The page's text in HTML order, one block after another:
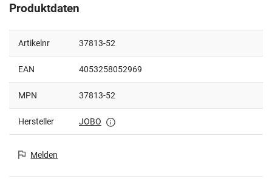
Produktdaten
Artikelnr 37813-52
EAN 4053258052969
MPN 37813-52
Hersteller JOBO
Melden